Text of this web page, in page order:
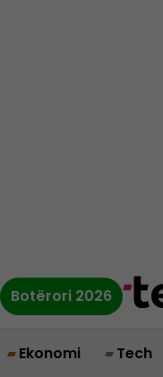
Botërori 2026
Ekonomi Tech